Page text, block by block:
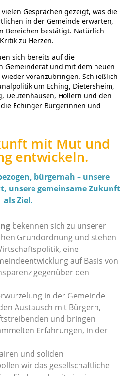
Gesprächen gezeigt, was die
in der Gemeinde erwarten,
Bereichen bestätigt. Natürlich
zu Herzen.
sich bereits auf die
Gemeinderat und mit dem neuen
voranzubringen. Schließlich
um Eching, Dietersheim,
Deutenhausen, Hollern und den
Echinger Bürgerinnen und
mit Mut und
entwickeln.
bürgernah – unsere
unsere gemeinsame Zukunft
als Ziel.
bekennen sich zu unserer
Grundordnung und stehen
eine
auf Basis von
gegenüber den
in der Gemeinde
Austausch mit Bürgern,
und bringen
Erfahrungen, in der
und soliden
wir das gesellschaftliche